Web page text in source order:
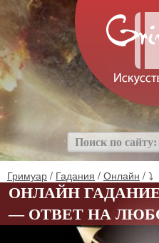
Гримуар / Гадания / Онлайн / ⤵
ОНЛАЙН
— ОТВЕТ НА